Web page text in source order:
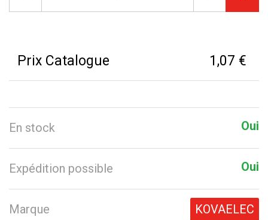
Prix Catalogue 1,07 €
En stock Oui
Expédition possible Oui
Marque KOVAELEC